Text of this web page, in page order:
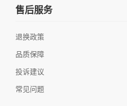
售后服务
退换政策
品质保障
投诉建议
常见问题